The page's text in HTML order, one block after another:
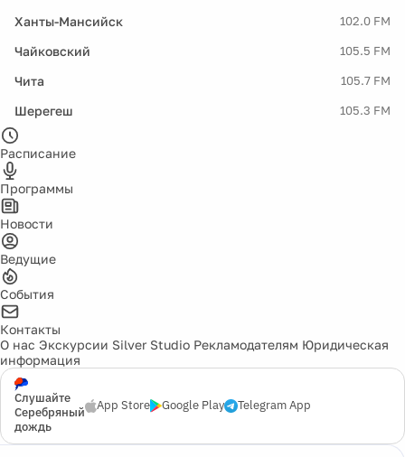
Ханты-Мансийск 102.0 FM
Чайковский 105.5 FM
Чита 105.7 FM
Шерегеш 105.3 FM
Расписание
Программы
Новости
Ведущие
События
Контакты
О нас Экскурсии Silver Studio Рекламодателям Юридическая
информация
Слушайте
Серебряный
дождь
App Store Google Play Telegram App